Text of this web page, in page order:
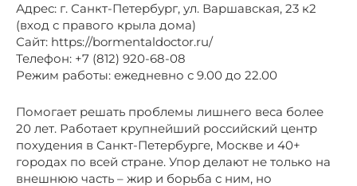
Адрес: г. Санкт-Петербург, ул. Варшавская, 23 к2
(вход с правого крыла дома)
Сайт: https://bormentaldoctor.ru/
Телефон: +7 (812) 920-68-08
Режим работы: ежедневно с 9.00 до 22.00
Помогает решать проблемы лишнего веса более
20 лет. Работает крупнейший российский центр
похудения в Санкт-Петербурге, Москве и 40+
городах по всей стране. Упор делают не только на
внешнюю часть – жир и борьба с ним, но